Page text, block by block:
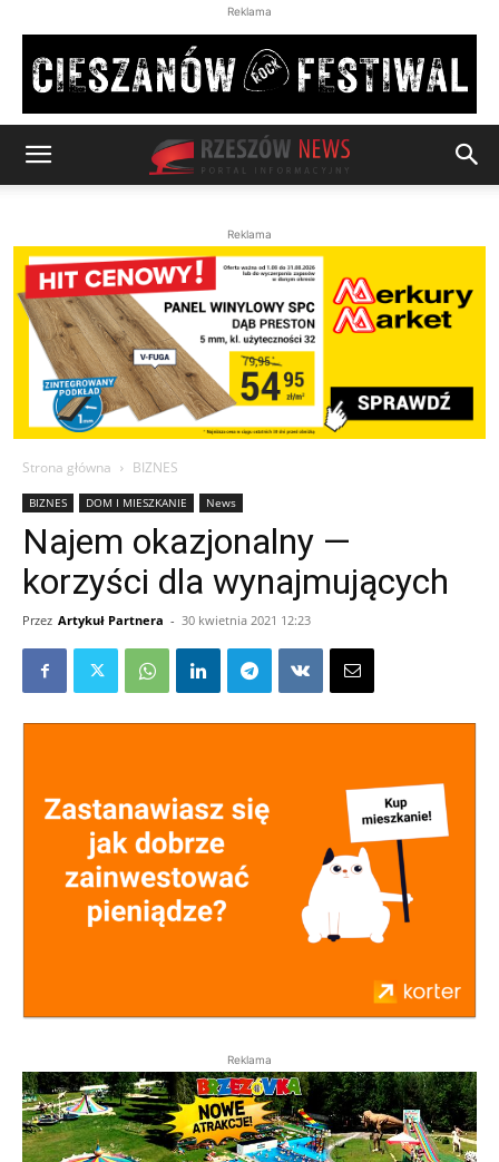
Reklama
Reklama
Strona główna BIZNES
BIZNES DOM I MIESZKANIE News
Najem okazjonalny ―
korzyści dla wynajmujących
Przez Artykuł Partnera - 30 kwietnia 2021 12:23
Reklama